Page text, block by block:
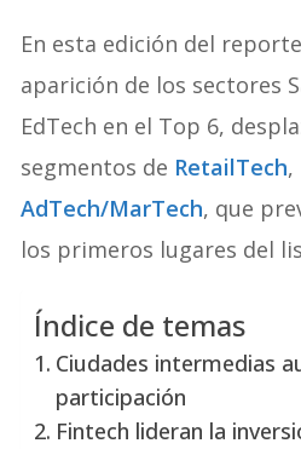
En esta edición del
aparición de los sectores
EdTech en el Top 6,
segmentos de RetailTech,
AdTech/MarTech, que
los primeros lugares del
Índice de temas
Ciudades intermedias
participación
Fintech lideran la